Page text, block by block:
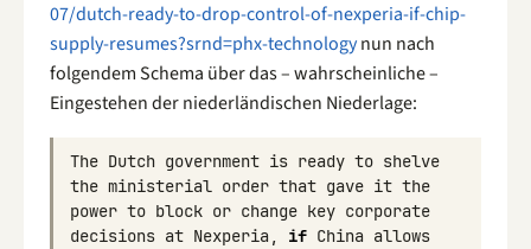
07/dutch-ready-to-drop-control-of-nexperia-if-chip-
supply-resumes?srnd=phx-technologynun nach
folgendem Schema über das – wahrscheinliche –
Eingestehen der niederländischen Niederlage:
The Dutch government is ready to shelve
the ministerial order that gave it the
power to block or change key corporate
decisions at Nexperia, if China allows